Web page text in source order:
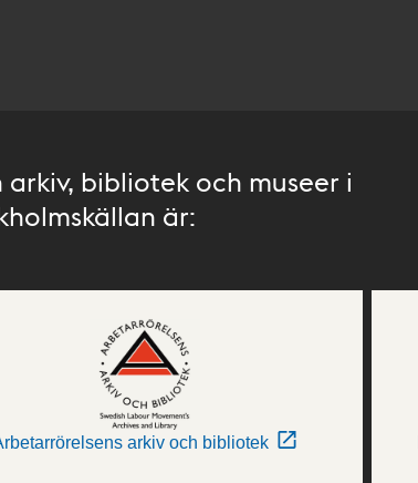
bibliotek och museer i
är:
arkiv och bibliotek